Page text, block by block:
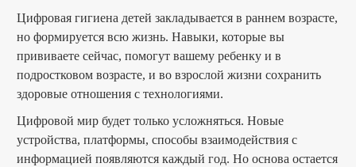
Цифровая гигиена детей закладывается в раннем возрасте,
но формируется всю жизнь. Навыки, которые вы
прививаете сейчас, помогут вашему ребенку и в
подростковом возрасте, и во взрослой жизни сохранить
здоровые отношения с технологиями.
Цифровой мир будет только усложняться. Новые
устройства, платформы, способы взаимодействия с
информацией появляются каждый год. Но основа остается